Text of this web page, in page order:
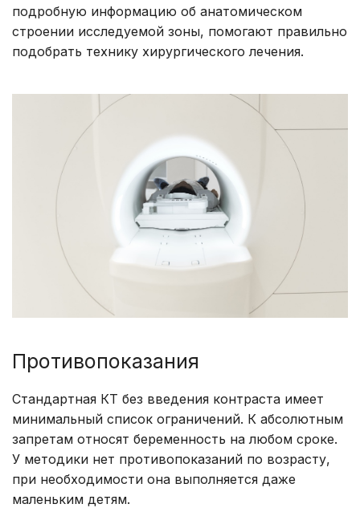
подробную информацию об анатомическом
строении исследуемой зоны, помогают правильно
подобрать технику хирургического лечения.
Противопоказания
Стандартная КТ без введения контраста имеет
минимальный список ограничений. К абсолютным
запретам относят беременность на любом сроке.
У методики нет противопоказаний по возрасту,
при необходимости она выполняется даже
маленьким детям.